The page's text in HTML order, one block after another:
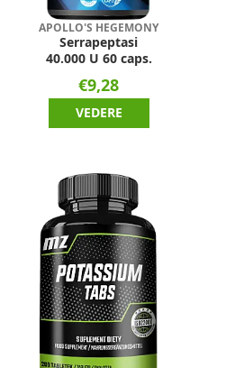
APOLLO'S HEGEMONY
Serrapeptasi
40.000 U 60 caps.
€9,28
VEDERE